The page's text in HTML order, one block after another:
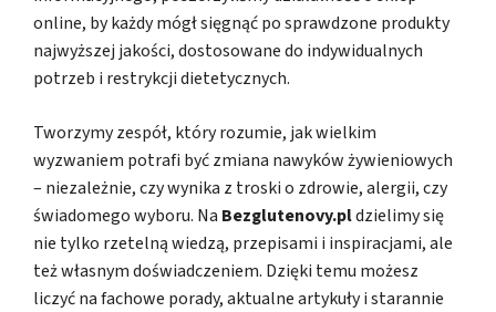
online, by każdy mógł sięgnąć po sprawdzone produkty
najwyższej jakości, dostosowane do indywidualnych
potrzeb i restrykcji dietetycznych.
Tworzymy zespół, który rozumie, jak wielkim
wyzwaniem potrafi być zmiana nawyków żywieniowych
– niezależnie, czy wynika z troski o zdrowie, alergii, czy
świadomego wyboru. Na Bezglutenovy.pldzielimy się
nie tylko rzetelną wiedzą, przepisami i inspiracjami, ale
też własnym doświadczeniem. Dzięki temu możesz
liczyć na fachowe porady, aktualne artykuły i starannie